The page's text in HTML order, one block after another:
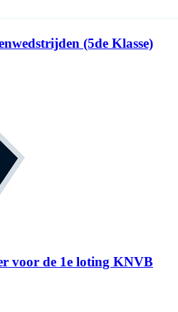
(5de Klasse)
voor de 1e loting KNVB